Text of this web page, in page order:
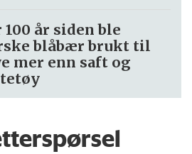
100 år siden ble
blåbær brukt til
mer enn saft og